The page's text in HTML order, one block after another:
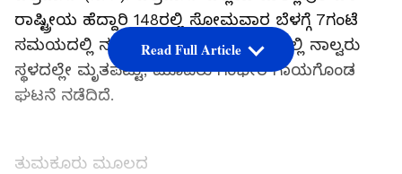
ರಾಷ್ಟ್ರೀಯ ಹೆದ್ದಾರಿ 148ರಲ್ಲಿ ಸೋಮವಾರ ಬೆಳಗ್ಗೆ 7ಗಂಟೆ
ಸಮಯದಲ್ಲಿ ನಡೆದ ಭೀಕರ ರಸ್ತೆ ಅಪಘಾತದಲ್ಲಿ ನಾಲ್ವರು
ಸ್ಥಳದಲ್ಲೇ ಮೃತಪಟ್ಟು, ಮೂವರು ಗಂಭೀರ ಗಾಯಗೊಂಡ
ಘಟನೆ ನಡೆದಿದೆ.
ತುಮಕೂರು ಮೂಲದ
Read Full Article